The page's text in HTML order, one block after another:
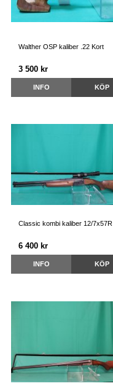
Walther OSP kaliber .22 Kort
3 500 kr
INFO KÖP
Classic kombi kaliber 12/7x57R
6 400 kr
INFO KÖP